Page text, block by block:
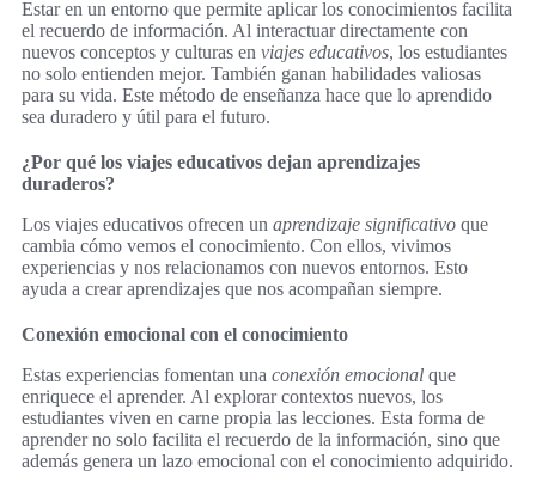
Estar en un entorno que permite aplicar los conocimientos facilita
el recuerdo de información. Al interactuar directamente con
nuevos conceptos y culturas en viajes educativos, los estudiantes
no solo entienden mejor. También ganan habilidades valiosas
para su vida. Este método de enseñanza hace que lo aprendido
sea duradero y útil para el futuro.
¿Por qué los viajes educativos dejan aprendizajes
duraderos?
Los viajes educativos ofrecen un aprendizaje significativo que
cambia cómo vemos el conocimiento. Con ellos, vivimos
experiencias y nos relacionamos con nuevos entornos. Esto
ayuda a crear aprendizajes que nos acompañan siempre.
Conexión emocional con el conocimiento
Estas experiencias fomentan una conexión emocional que
enriquece el aprender. Al explorar contextos nuevos, los
estudiantes viven en carne propia las lecciones. Esta forma de
aprender no solo facilita el recuerdo de la información, sino que
además genera un lazo emocional con el conocimiento adquirido.